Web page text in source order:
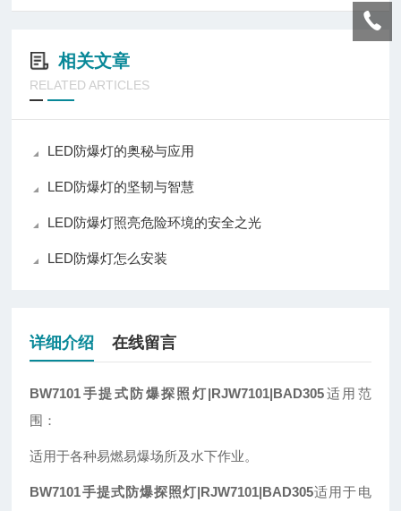
相关文章
RELATED ARTICLES
LED防爆灯的奥秘与应用
LED防爆灯的坚韧与智慧
LED防爆灯照亮危险环境的安全之光
LED防爆灯怎么安装
详细介绍 在线留言
BW7101手提式防爆探照灯|RJW7101|BAD305适用范
围：
适用于各种易燃易爆场所及水下作业。
BW7101手提式防爆探照灯|RJW7101|BAD305适用于电